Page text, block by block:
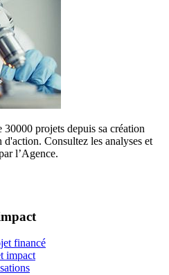
projets depuis sa création
d'action. Consultez les analyses et
l’Agence.
financé
impact